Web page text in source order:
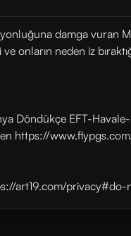
damga vuran
neden iz
Döndükçe EFT-
https://
art19.com/